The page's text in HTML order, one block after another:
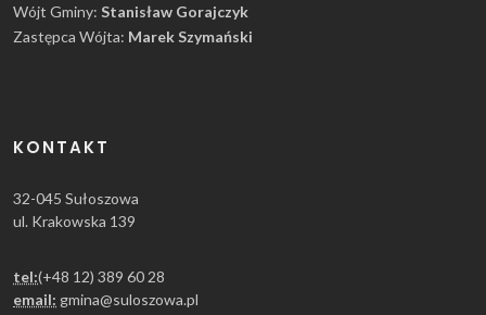
Wójt Gminy: Stanisław Gorajczyk
Zastępca Wójta: Marek Szymański
KONTAKT
32-045 Sułoszowa
ul. Krakowska 139
tel:(+48 12) 389 60 28
email: gmina@suloszowa.pl